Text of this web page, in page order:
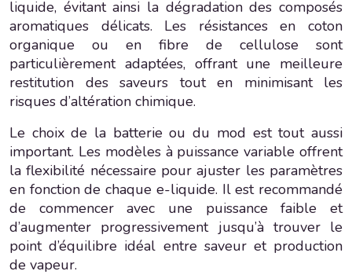
liquide, évitant ainsi la dégradation des composés
aromatiques délicats. Les résistances en coton
organique ou en fibre de cellulose sont
particulièrement adaptées, offrant une meilleure
restitution des saveurs tout en minimisant les
risques d’altération chimique.
Le choix de la batterie ou du mod est tout aussi
important. Les modèles à puissance variable offrent
la flexibilité nécessaire pour ajuster les paramètres
en fonction de chaque e-liquide. Il est recommandé
de commencer avec une puissance faible et
d’augmenter progressivement jusqu’à trouver le
point d’équilibre idéal entre saveur et production
de vapeur.